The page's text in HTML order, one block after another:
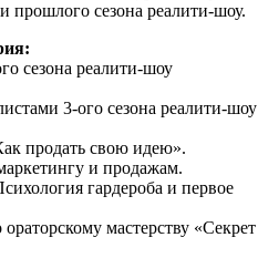
прошлого сезона реалити-шоу.
сезона реалити-шоу
3-ого сезона реалити-шоу
продать свою идею».
и продажам.
гардероба и первое
мастерству «Секрет